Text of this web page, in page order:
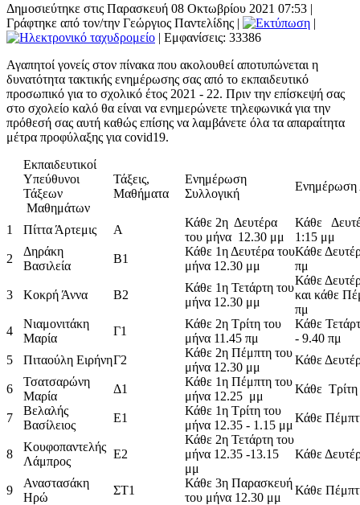
Δημοσιεύτηκε στις Παρασκευή 08 Οκτωβρίου 2021 07:53 |
Γράφτηκε από τον/την Γεώργιος Παντελίδης |
|
| Εμφανίσεις: 33386
Αγαπητοί γονείς στον πίνακα που ακολουθεί αποτυπώνεται η
δυνατότητα τακτικής ενημέρωσης σας από το εκπαιδευτικό
προσωπικό για το σχολικό έτος 2021 - 22. Πριν την επίσκεψή σας
στο σχολείο καλό θα είναι να ενημερώνετε τηλεφωνικά για την
πρόθεσή σας αυτή καθώς επίσης να λαμβάνετε όλα τα απαραίτητα
μέτρα προφύλαξης για covid19.
Εκπαιδευτικοί
Υπεύθυνοι
Τάξεων
Μαθημάτων
Τάξεις,
Μαθήματα
Ενημέρωση
Συλλογική
Ενημέρωση
1 Πίττα Άρτεμις Α
Κάθε 2η Δευτέρα
του μήνα 12.30 μμ
Κάθε
1:15 μμ
2
Δηράκη
Βασιλεία
Β1
Κάθε 1η Δευτέρα του
μήνα 12.30 μμ
Κάθε
πμ
3 Κοκρή Άννα Β2
Κάθε 1η Τετάρτη του
μήνα 12.30 μμ
Κάθε
και κάθε
πμ
4
Νιαμονιτάκη
Μαρία
Γ1
Κάθε 2η Τρίτη του
μήνα 11.45 πμ
Κάθε
- 9.40 πμ
5
Πιταούλη ΕιρήνηΓ2
Κάθε 2η Πέμπτη του
μήνα 12.30 μμ
Κάθε
6
Τσατσαρώνη
Μαρία
Δ1
Κάθε 1η Πέμπτη του
μήνα 12.25 μμ
Κάθε
7
Βελαλής
Βασίλειος
E1
Κάθε 1η Τρίτη του
μήνα 12.35 - 1.15 μμ
Κάθε
8
Κουφοπαντελής
Λάμπρος
Ε2
Κάθε 2η Τετάρτη του
μήνα 12.35 -13.15
μμ
Κάθε
9
Αναστασάκη
Ηρώ
ΣΤ1
Κάθε 3η Παρασκευή
του μήνα 12.30 μμ
Κάθε